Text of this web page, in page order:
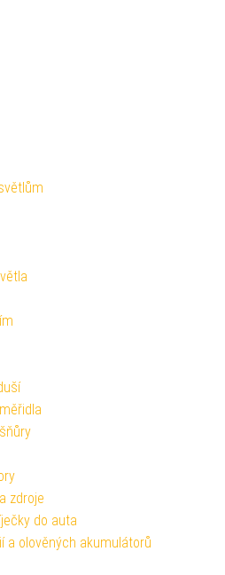
zdroje
do auta
a olověných akumulátorů